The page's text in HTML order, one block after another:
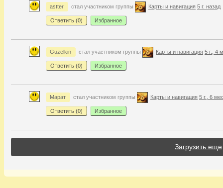
astter стал участником группы Карты и навигация 5 г. назад
Ответить (0) Избранное
Guzelkin стал участником группы Карты и навигация 5 г., 4
Ответить (0) Избранное
Марат стал участником группы Карты и навигация 5 г., 6
Ответить (0) Избранное
Загрузить еще